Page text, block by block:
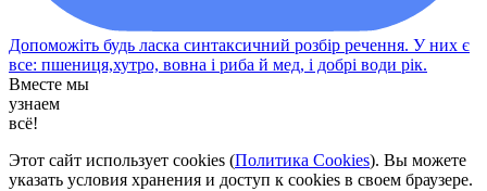
Допоможіть будь ласка синтаксичний розбір речення. У них є
все: пшениця,хутро, вовна і риба й мед, і добрі води рік.​
Вместе мы
узнаем
всё!
Этот сайт использует cookies (Политика Cookies). Вы можете
указать условия хранения и доступ к cookies в своем браузере.